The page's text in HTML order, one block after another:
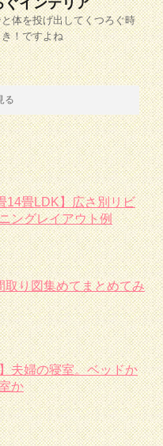
体を投げ出してくつろぐ時
！ですよね
る
14畳LDK】広さ別リビ
ングレイアウト例
取り図集めてまとめてみ
夫婦の寝室。ベッドか
か